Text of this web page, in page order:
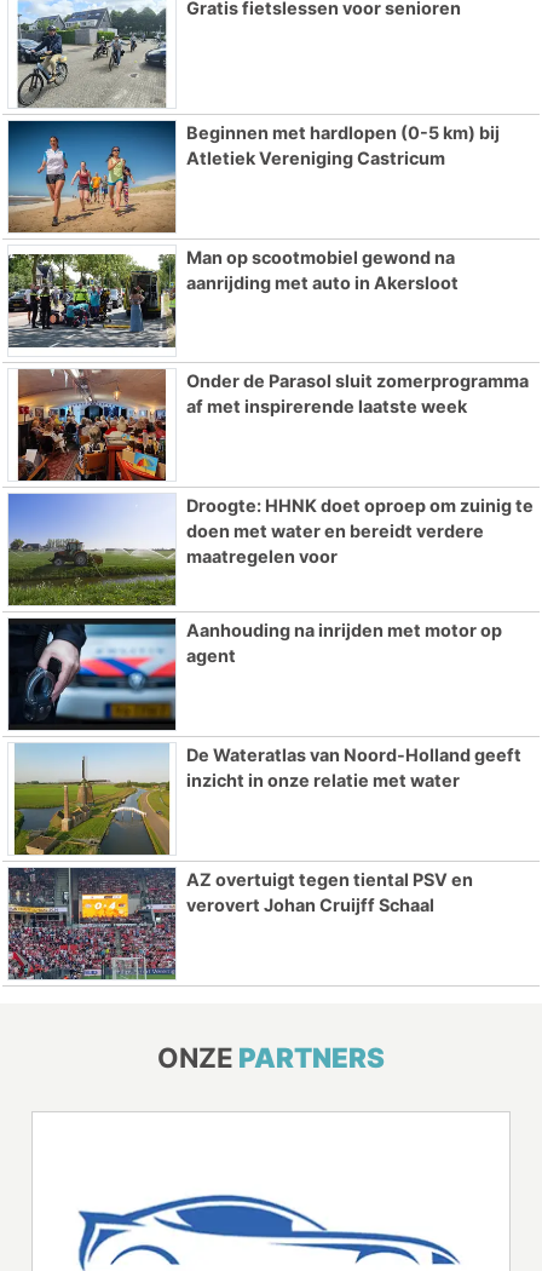
Gratis fietslessen voor senioren
Beginnen met hardlopen (0-5 km) bij
Atletiek Vereniging Castricum
Man op scootmobiel gewond na
aanrijding met auto in Akersloot
Onder de Parasol sluit zomerprogramma
af met inspirerende laatste week
Droogte: HHNK doet oproep om zuinig te
doen met water en bereidt verdere
maatregelen voor
Aanhouding na inrijden met motor op
agent
De Wateratlas van Noord-Holland geeft
inzicht in onze relatie met water
AZ overtuigt tegen tiental PSV en
verovert Johan Cruijff Schaal
ONZE PARTNERS